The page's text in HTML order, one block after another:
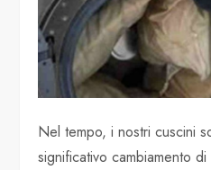
Nel tempo, i nostri cuscini
significativo cambiamento